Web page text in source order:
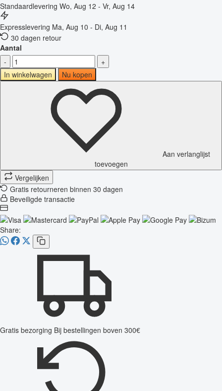
Standaardlevering Wo, Aug 12 - Vr, Aug 14
Expresslevering Ma, Aug 10 - Di, Aug 11
30 dagen retour
Aantal
-
+
In winkelwagen
Nu kopen
Aan verlanglijst
toevoegen
Vergelijken
Gratis retourneren binnen 30 dagen
Beveiligde transactie
Share:
Gratis bezorging Bij bestellingen boven 300€